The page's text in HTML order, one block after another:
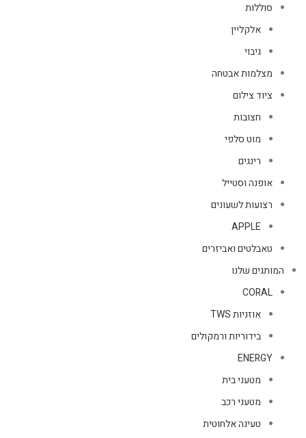
סוללות
אלקליין
גיבוי
מצלמות אבטחה
ציוד צילום
חצובות
מוט סלפי
רינגים
אופנה וסטייל
רצועות לשעונים
APPLE
טאבלטים ואביזרים
המותגים שלנו
CORAL
אוזניות TWS
בידוריות ורמקולים
ENERGY
מטעני בית
מטעני רכב
טעינה אלחוטית